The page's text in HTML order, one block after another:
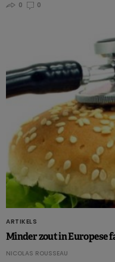
0
0
ARTIKELS
Minder zout in Europese
NICOLAS ROUSSEAU